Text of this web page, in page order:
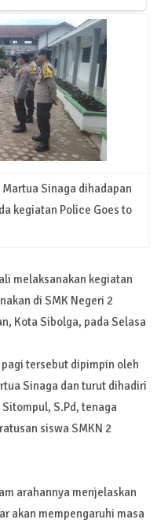
Sinaga dihadapan
kegiatan Police Goes to
melaksanakan kegiatan
di SMK Negeri 2
Kota Sibolga, pada Selasa
tersebut dipimpin oleh
Sinaga dan turut dihadiri
S.Pd, tenaga
siswa SMKN 2
arahannya menjelaskan
akan mempengaruhi masa